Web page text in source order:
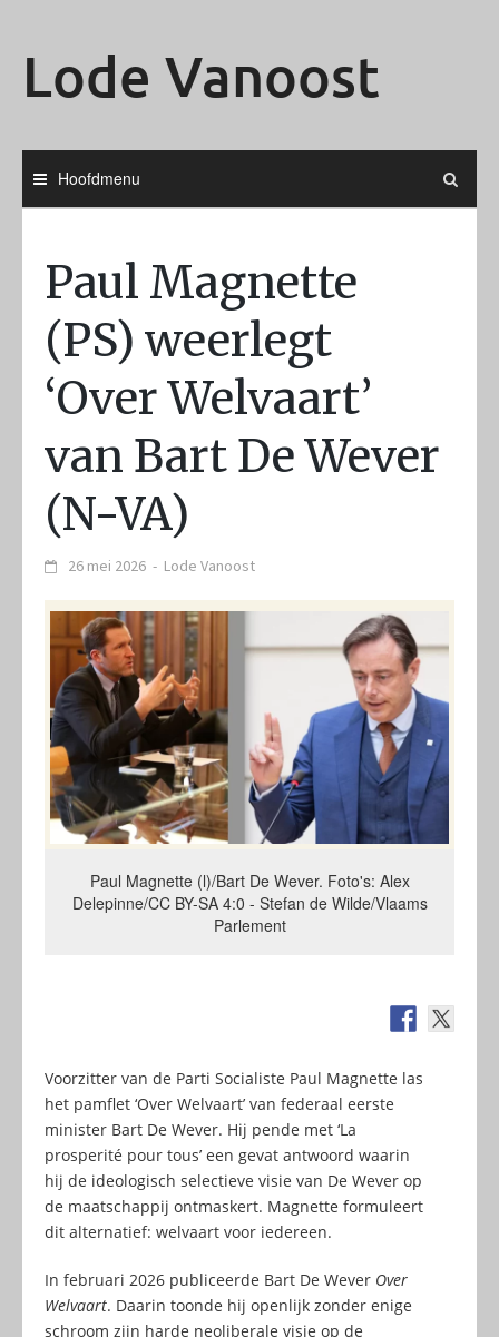
Lode Vanoost
Hoofdmenu
Paul Magnette
(PS) weerlegt
‘Over Welvaart’
van Bart De Wever
(N-VA)
26 mei 2026 - Lode Vanoost
Paul Magnette (l)/Bart De Wever. Foto's: Alex
Delepinne/CC BY-SA 4:0 - Stefan de Wilde/Vlaams
Parlement
Voorzitter van de Parti Socialiste Paul Magnette las
het pamflet ‘Over Welvaart’ van federaal eerste
minister Bart De Wever. Hij pende met ‘La
prosperité pour tous’ een gevat antwoord waarin
hij de ideologisch selectieve visie van De Wever op
de maatschappij ontmaskert. Magnette formuleert
dit alternatief: welvaart voor iedereen.
In februari 2026 publiceerde Bart De Wever Over
Welvaart. Daarin toonde hij openlijk zonder enige
schroom zijn harde neoliberale visie op de